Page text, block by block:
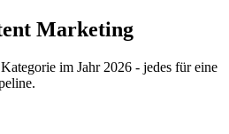
Marketing
im Jahr 2026 - jedes für eine